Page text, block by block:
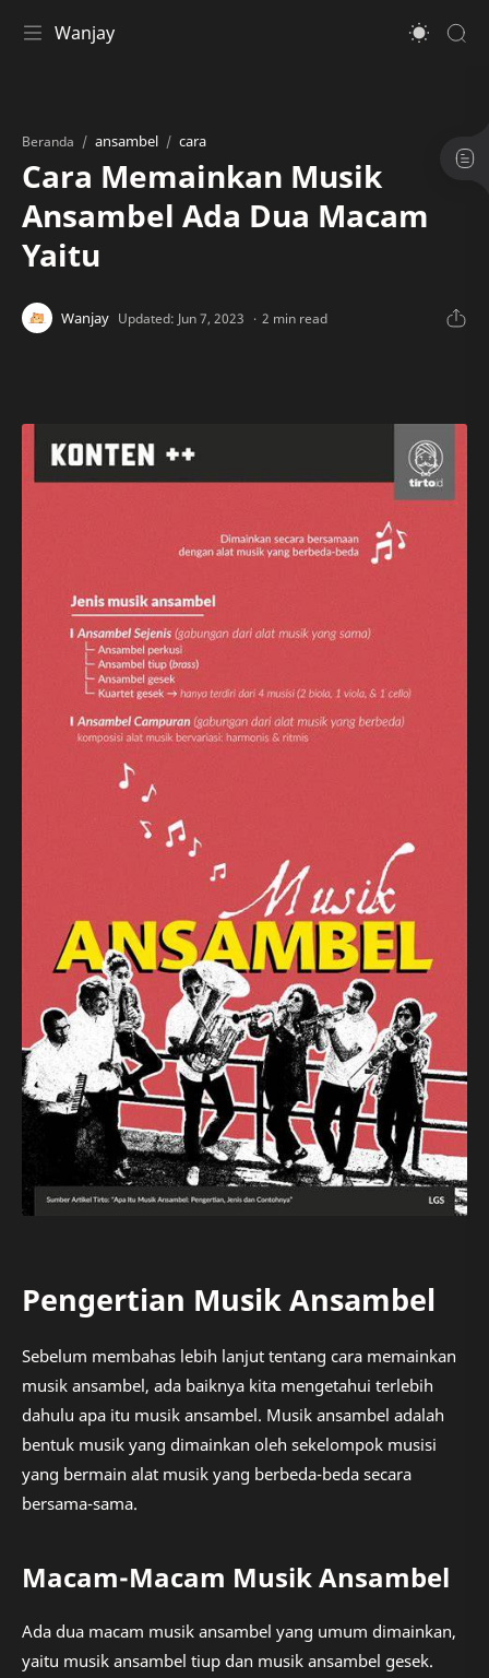
Wanjay
Beranda ansambel cara
Cara Memainkan Musik
Ansambel Ada Dua Macam
Yaitu
2 min read
Pengertian Musik Ansambel
Sebelum membahas lebih lanjut tentang cara memainkan
musik ansambel, ada baiknya kita mengetahui terlebih
dahulu apa itu musik ansambel. Musik ansambel adalah
bentuk musik yang dimainkan oleh sekelompok musisi
yang bermain alat musik yang berbeda-beda secara
bersama-sama.
Macam-Macam Musik Ansambel
Ada dua macam musik ansambel yang umum dimainkan,
yaitu musik ansambel tiup dan musik ansambel gesek.